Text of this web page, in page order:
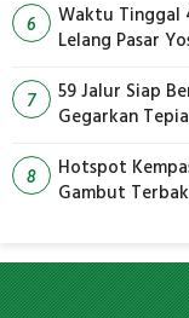
6
Waktu Tinggal
Lelang Pasar
7
59 Jalur Siap
Gegarkan
8
Hotspot
Gambut